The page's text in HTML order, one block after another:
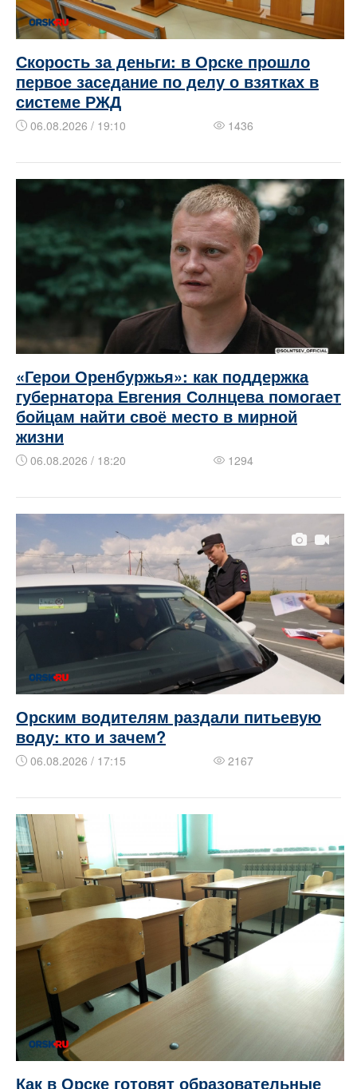
Скорость за деньги: в Орске прошло
первое заседание по делу о взятках в
системе РЖД
06.08.2026 / 19:10 1436
«Герои Оренбуржья»: как поддержка
губернатора Евгения Солнцева помогает
бойцам найти своё место в мирной
жизни
06.08.2026 / 18:20 1294
Орским водителям раздали питьевую
воду: кто и зачем?
06.08.2026 / 17:15 2167
Как в Орске готовят образовательные